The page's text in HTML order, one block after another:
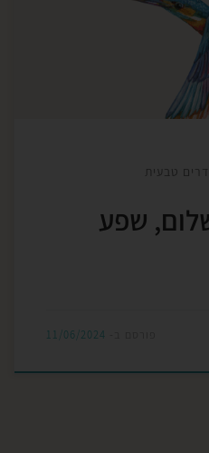
את השפע שמגיע – שגשוג
גדולים כקטנים ממש
קטנים […]
טבעית
שפע
11/06/2024